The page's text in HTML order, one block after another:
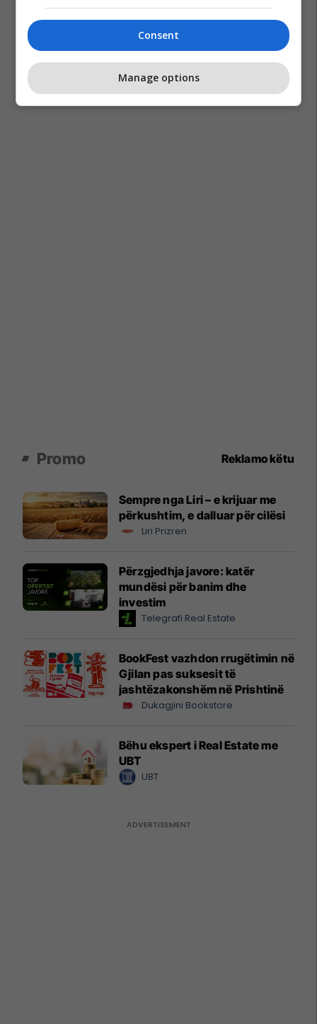
Promo Reklamo këtu
Sempre nga Liri – e krijuar me
përkushtim, e dalluar për cilësi
Liri Prizren
Përzgjedhja javore: katër
mundësi për banim dhe
investim
Telegrafi Real Estate
BookFest vazhdon rrugëtimin në
Gjilan pas suksesit të
jashtëzakonshëm në Prishtinë
Dukagjini Bookstore
Bëhu ekspert i Real Estate me
UBT
UBT
Consent
Manage options